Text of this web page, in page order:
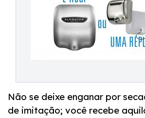
Não se deixe enganar por
de imitação; você recebe